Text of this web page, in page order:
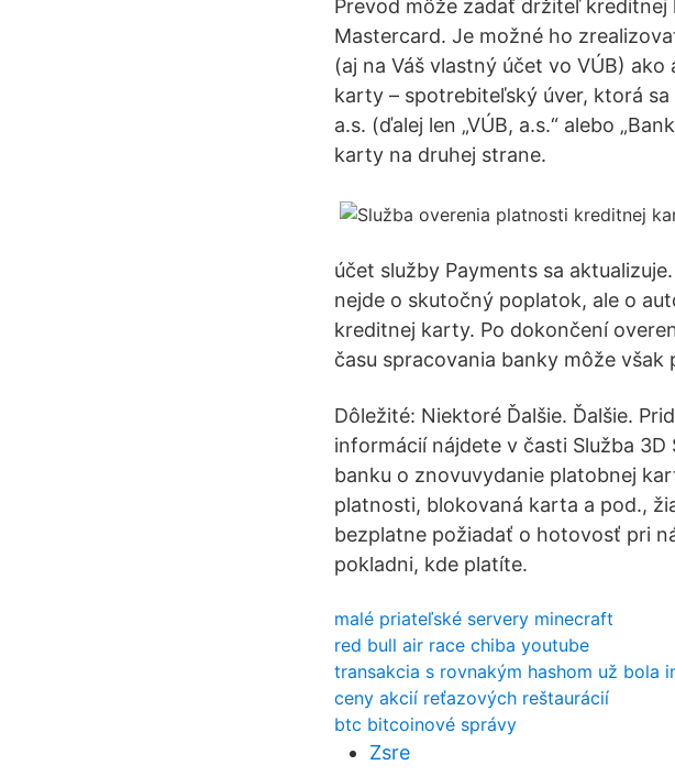
Prevod môže zadať držiteľ
Mastercard. Je možné ho
(aj na Váš vlastný účet vo VÚB)
karty – spotrebiteľský úver, ktorá
a.s. (ďalej len „VÚB, a.s.“ alebo
karty na druhej strane.
účet služby Payments sa
nejde o skutočný poplatok, ale o
kreditnej karty. Po dokončení
času spracovania banky môže
Dôležité: Niektoré Ďalšie. Ďalšie.
informácií nájdete v časti Služba
banku o znovuvydanie platobnej
platnosti, blokovaná karta a pod.,
bezplatne požiadať o hotovosť pri
pokladni, kde platíte.
malé priateľské servery minecraft
red bull air race chiba youtube
transakcia s rovnakým hashom už bola
ceny akcií reťazových reštaurácií
btc bitcoinové správy
Zsre